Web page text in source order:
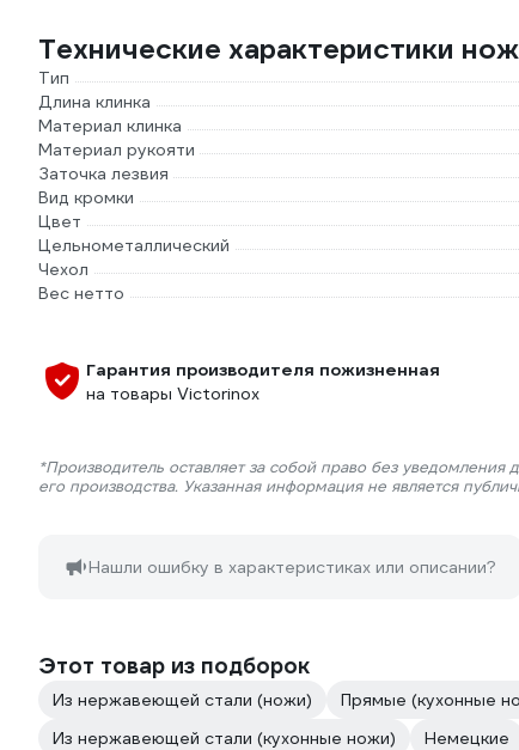
Технические характеристики
Тип
Длина клинка
Материал клинка
Материал рукояти
Заточка лезвия
Вид кромки
Цвет
Цельнометаллический
Чехол
Вес нетто
Гарантия производителя пожизненная
на товары Victorinox
*Производитель оставляет за собой право без
его производства. Указанная информация не является
Нашли ошибку в характеристиках или описании?
Этот товар из подборок
Из нержавеющей стали (ножи) Прямые (кухонные
Из нержавеющей стали (кухонные ножи)
Немецкие